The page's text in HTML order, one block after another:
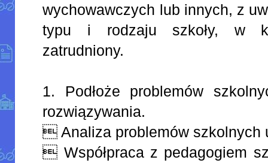
wychowawczych lub innych, z
typu i rodzaju szkoły, w
zatrudniony.
1. Podłoże problemów
rozwiązywania.
 Analiza problemów szkolnych
 Współpraca z pedagogiem